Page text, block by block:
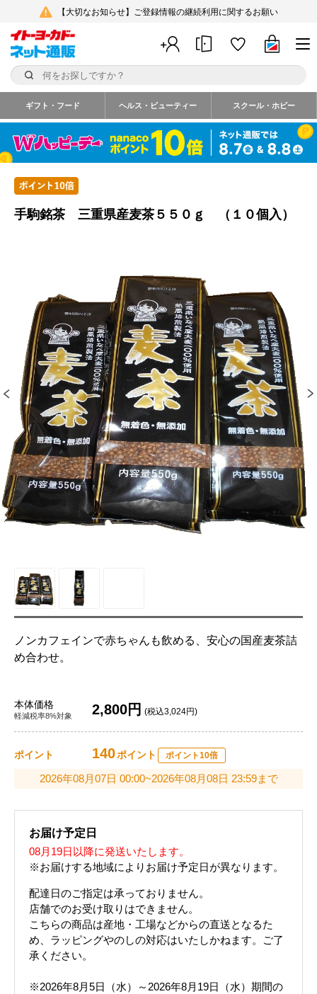
【大切なお知らせ】ご登録情報の継続利用に関するお願い
ギフト・フード ヘルス・ビューティー スクール・ホビー
手駒銘茶 三重県産麦茶５５０ｇ （１０個入）
ノンカフェインで赤ちゃんも飲める、安心の国産麦茶詰
め合わせ。
本体価格
軽減税率8%対象 2,800円 (税込3,024円)
ポイント 140ポイント ポイント10倍
2026年08月07日 00:00~2026年08月08日 23:59まで
お届け予定日
08月19日以降に発送いたします。
※お届けする地域によりお届け予定日が異なります。
配達日のご指定は承っておりません。
店舗でのお受け取りはできません。
こちらの商品は産地・工場などからの直送となるた
め、ラッピングやのしの対応はいたしかねます。ご了
承ください。
※2026年8月5日（水）～2026年8月19日（水）期間の